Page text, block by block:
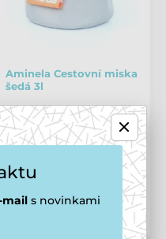
Aminela Cestovní miska
šedá 3l
Skladem,zítra 9. 8. u vás
Cena po registraci
157 Kč
169 Kč
mail s novinkami